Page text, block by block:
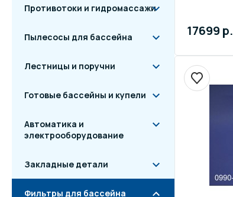
Противотоки и гидромассажи
Пылесосы для бассейна
Лестницы и поручни
Готовые бассейны и купели
Автоматика и
электрооборудование
Закладные детали
Фильтры для бассейна
17699 р.